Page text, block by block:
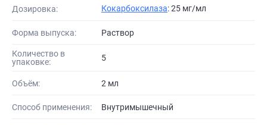
Дозировка: Кокарбоксилаза: 25 мг/мл
Форма выпуска: Раствор
Количество в
упаковке:
5
Объём: 2 мл
Способ применения: Внутримышечный